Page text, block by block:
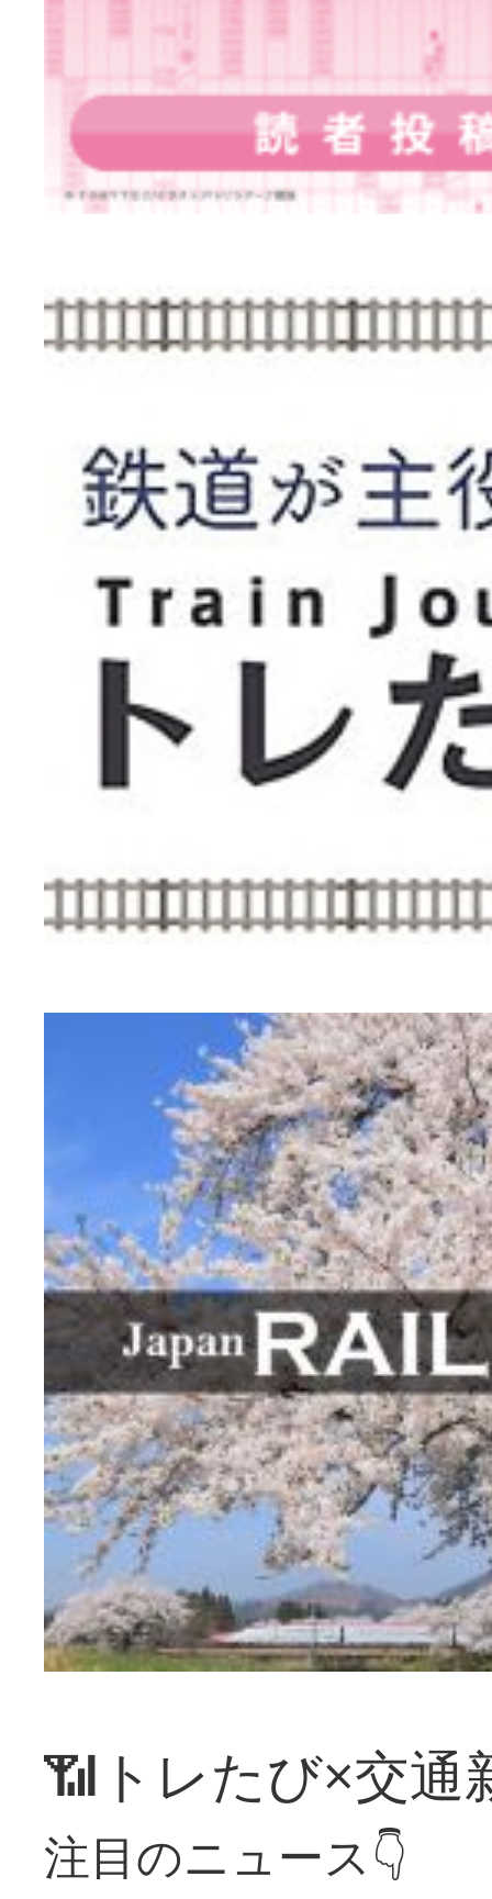
📶トレたび×交通
注目のニュース👇